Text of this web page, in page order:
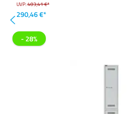
UVP:403,41 €*
290,46 €*
- 28%